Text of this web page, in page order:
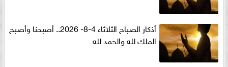
أذكار الصباح الثلاثاء 4-8- 2026.. أصبحنا وأصبح
الملك لله والحمد لله